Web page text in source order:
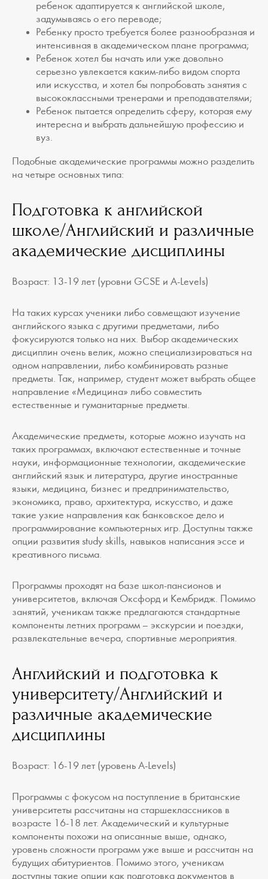
ребенок адаптируется к английской школе,
задумываясь о его переводе;
Ребенку просто требуется более разнообразная и
интенсивная в академическом плане программа;
Ребенок хотел бы начать или уже довольно
серьезно увлекается каким-либо видом спорта
или искусства, и хотел бы попробовать занятия с
высококлассными тренерами и преподавателями;
Ребенок пытается определить сферу, которая ему
интересна и выбрать дальнейшую профессию и
вуз.
Подобные академические программы можно разделить
на четыре основных типа:
Подготовка к английской
школе/Английский и различные
академические дисциплины
Возраст: 13-19 лет (уровни GCSE и A-Levels)
На таких курсах ученики либо совмещают изучение
английского языка с другими предметами, либо
фокусируются только на них. Выбор академических
дисциплин очень велик, можно специализироваться на
одном направлении, либо комбинировать разные
предметы. Так, например, студент может выбрать общее
направление «Медицина» либо совместить
естественные и гуманитарные предметы.
Академические предметы, которые можно изучать на
таких программах, включают естественные и точные
науки, информационные технологии, академические
английский язык и литература, другие иностранные
языки, медицина, бизнес и предпринимательство,
экономика, право, архитектура, искусство, и даже
такие узкие направления как банковское дело и
программирование компьютерных игр. Доступны также
опции развития study skills, навыков написания эссе и
креативного письма.
Программы проходят на базе школ-пансионов и
университетов, включая Оксфорд и Кембридж. Помимо
занятий, ученикам также предлагаются стандартные
компоненты летних программ – экскурсии и поездки,
развлекательные вечера, спортивные мероприятия.
Английский и подготовка к
университету/Английский и
различные академические
дисциплины
Возраст: 16-19 лет (уровень A-Levels)
Программы с фокусом на поступление в британские
университеты рассчитаны на старшеклассников в
возрасте 16-18 лет. Академический и культурные
компоненты похожи на описанные выше, однако,
уровень сложности программ уже выше и рассчитан на
будущих абитуриентов. Помимо этого, ученикам
доступны такие опции как подготовка документов в